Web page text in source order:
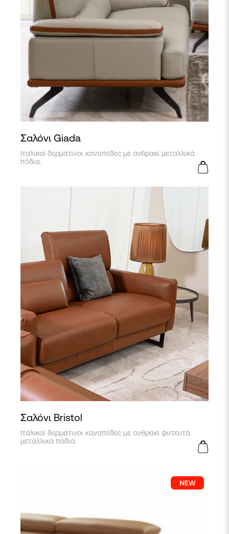
Σαλόνι Giada
Ιταλικοί δερμάτινοι καναπέδες με ανθρακί μεταλλικά
πόδια.
Σαλόνι Bristol
Ιταλικοί δερμάτινοι καναπέδες με ανθρακί φυτευτά
μεταλλικά πόδια.